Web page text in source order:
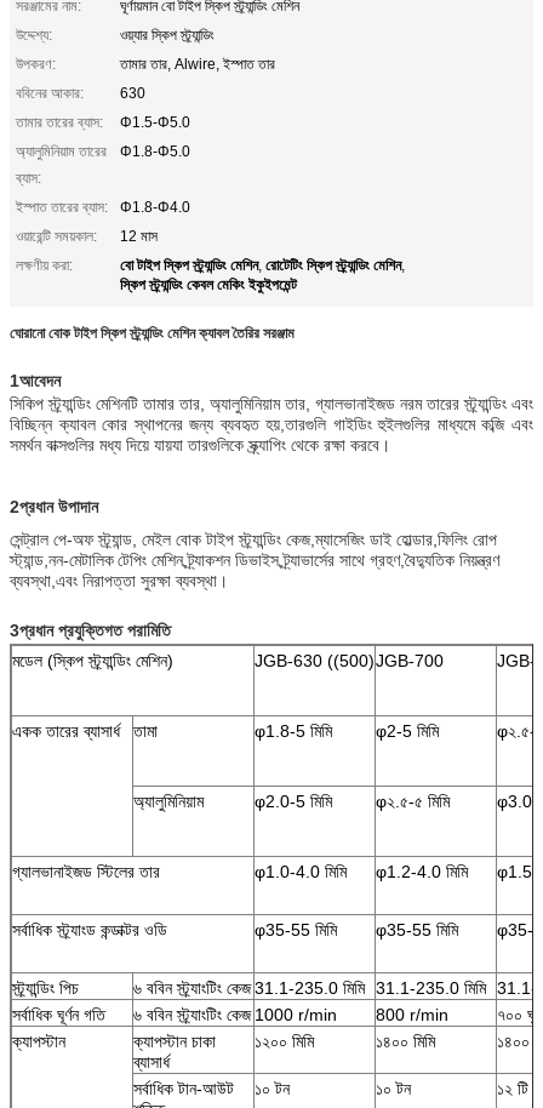
সরঞ্জামের নাম:
ঘূর্ণায়মান বো টাইপ স্কিপ স্ট্র্যান্ডিং মেশিন
উদ্দেশ্য:
ওয়্যার স্কিপ স্ট্র্যান্ডিং
উপকরণ:
তামার তার, Alwire, ইস্পাত তার
ববিনের আকার:
630
তামার তারের ব্যাস:
Φ1.5-Φ5.0
অ্যালুমিনিয়াম তারের
ব্যাস:
Φ1.8-Φ5.0
ইস্পাত তারের ব্যাস:
Φ1.8-Φ4.0
ওয়ারেন্টি সময়কাল:
12 মাস
লক্ষণীয় করা:
বো টাইপ স্কিপ স্ট্র্যান্ডিং মেশিন, রোটেটিং স্কিপ স্ট্র্যান্ডিং মেশিন,
স্কিপ স্ট্র্যান্ডিং কেবল মেকিং ইকুইপমেন্ট
ঘোরানো বোক টাইপ স্কিপ স্ট্র্যান্ডিং মেশিন ক্যাবল তৈরির সরঞ্জাম
1আবেদন
সিকিপ স্ট্র্যান্ডিং মেশিনটি তামার তার, অ্যালুমিনিয়াম তার, গ্যালভানাইজড নরম তারের স্ট্র্যান্ডিং এবং
বিচ্ছিন্ন ক্যাবল কোর স্থাপনের জন্য ব্যবহৃত হয়,তারগুলি গাইডিং হুইলগুলির মাধ্যমে কব্জি এবং
সমর্থন বাক্সগুলির মধ্য দিয়ে যায়যা তারগুলিকে স্ক্র্যাপিং থেকে রক্ষা করবে।
2প্রধান উপাদান
সেন্ট্রাল পে-অফ স্ট্র্যান্ড, মেইল বোক টাইপ স্ট্র্যান্ডিং কেজ,ম্যাসেজিং ডাই হোল্ডার,ফিলিং রোপ
স্ট্যান্ড,নন-মেটালিকটেপিং মেশিন,ট্র্যাকশন ডিভাইস,ট্র্যাভার্সের সাথে গ্রহণ,বৈদ্যুতিক নিয়ন্ত্রণ
ব্যবস্থা,এবং নিরাপত্তা সুরক্ষা ব্যবস্থা।
3প্রধান প্রযুক্তিগত পরামিতি
মডেল (স্কিপ স্ট্র্যান্ডিং মেশিন)
JGB-630 ((500)JGB-700 JGB-
একক তারের ব্যাসার্ধ তামা φ1.8-5 মিমি φ2-5 মিমি φ২.৫-৫
অ্যালুমিনিয়াম φ2.0-5 মিমি φ২.৫-৫ মিমি φ3.0-5
গ্যালভানাইজড স্টিলের তার φ1.0-4.0 মিমি φ1.2-4.0 মিমি φ1.5-
সর্বাধিক স্ট্র্যাংড কন্ডাক্টর ওডি φ35-55 মিমি φ35-55 মিমি φ35-
স্ট্র্যান্ডিং পিচ ৬ ববিন স্ট্র্যাংটিং কেজ31.1-235.0 মিমি 31.1-235.0 মিমি 31.1-
সর্বাধিক ঘূর্ণন গতি
৬ ববিন স্ট্র্যাংটিং কেজ 1000 r/min 800 r/min
৭০০
ক্যাপস্টান
ক্যাপস্টান চাকা
ব্যাসার্ধ
১২০০ মিমি ১৪০০ মিমি ১৪০০
সর্বাধিক টান-আউট
১০ টন ১০ টন ১২ টি